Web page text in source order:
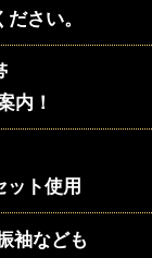
さい。
内！
ット使用
袖なども